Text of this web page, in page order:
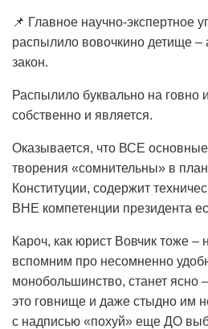
📌 Главное научно-экспертное
распылило вовочкино детище –
закон.
Распылило буквально на говно
собственно и является.
Оказывается, что ВСЕ
творения «сомнительны» в
Конституции, содержит
ВНЕ компетенции президента
Кароч, как юрист Вовчик тоже –
вспомним про несомненно
монобольшинство, станет ясно
это говнище и даже стыдно им
с надписью «похуй» еще ДО